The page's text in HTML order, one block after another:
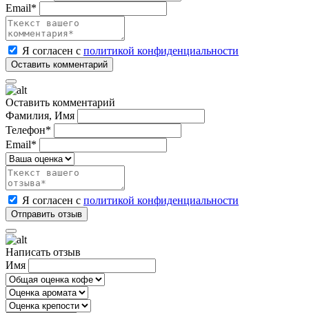
Email*
Я согласен с политикой конфиденциальности
Оставить комментарий
Фамилия, Имя
Телефон*
Email*
Я согласен с политикой конфиденциальности
Написать отзыв
Имя